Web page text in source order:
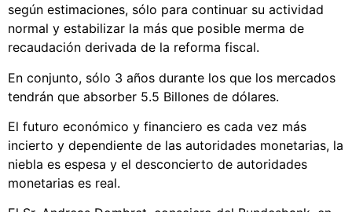
según estimaciones, sólo para continuar su actividad
normal y estabilizar la más que posible merma de
recaudación derivada de la reforma fiscal.
En conjunto, sólo 3 años durante los que los mercados
tendrán que absorber 5.5 Billones de dólares.
El futuro económico y financiero es cada vez más
incierto y dependiente de las autoridades monetarias, la
niebla es espesa y el desconcierto de autoridades
monetarias es real.